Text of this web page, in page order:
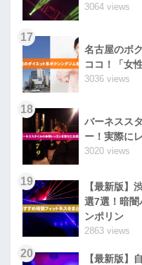
3064 views
17
名古屋のボ
ココ！「女
3036 views
18
バーネスス
ー！実際に
3020 views
19
【最新版】
選7選！暗闇
ンポリン
2863 views
20
【最新版】